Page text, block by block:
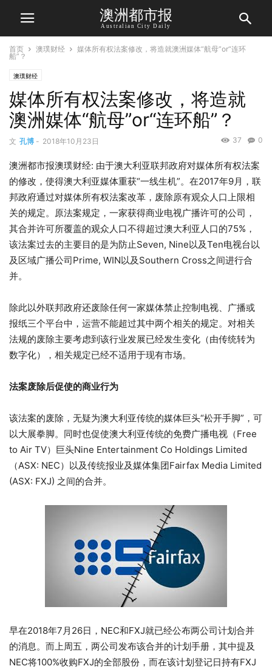
澳洲都市报
Australian City Daily
首页 澳璞财经
媒体所有权法案修改，将造就澳洲媒体“航母”or“连环
船”？
澳璞财经
媒体所有权法案修改，将造就
澳洲媒体“航母”or“连环船”？
文 孔博 - 2018年10月23日 0
37
澳洲都市报澳璞财经: 由于澳大利亚联邦政府对媒体所有权法案
的修改，使得澳大利亚媒体重获“一线生机”。在2017年9月，联
邦政府通过对媒体所有权法案改革，废除原有观众人口上限相
关的规定。原法案规定，一家获得商业电视广播许可的公司，
其合并许可所覆盖的观众人口不得超过澳大利亚人口的75%，
该法案过去的主要目的是为防止Seven, Nine以及Ten电视台以
及区域广播公司Prime, WIN以及Southern Cross之间进行合
并。
除此以外联邦政府还废除任何一家媒体禁止控制电视、广播或
报纸三个平台中，运营不能超过其中两个相关的规定。对相关
法规的废除主要考虑到该行业发展已经发生变化（由传统转为
数字化），相关规定已经不适用于现有市场。
法案废除后促使的商业行为
该法案的废除，无疑为澳大利亚传统的媒体巨头“松开手脚”，可
以大展拳脚。同时也促使澳大利亚传统的免费广播电视（Free
to Air TV）巨头Nine Entertainment Co Holdings Limited
（ASX: NEC）以及传统报业及媒体集团Fairfax Media Limited
(ASX: FXJ) 之间的合并。
早在2018年7月26日，NEC和FXJ就已经公布两公司计划合并
的消息。而上周五，两公司发布该合并的计划手册，其中提及
NEC将100%收购FXJ的全部股份，而在该计划登记日持有FXJ